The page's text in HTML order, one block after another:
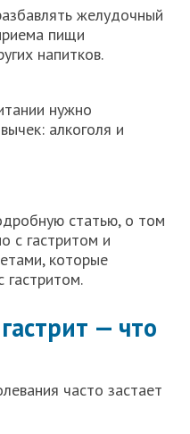
желудочный
пищи
напитков.
нужно
алкоголя и
статью, о том
с гастритом и
которые
гастритом.
— что
часто застает